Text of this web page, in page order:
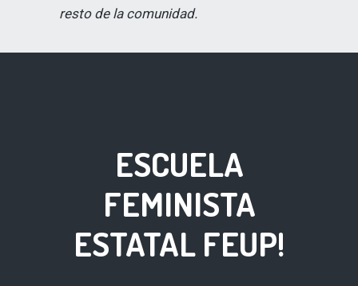
resto de la comunidad.
ESCUELA
FEMINISTA
ESTATAL FEUP!